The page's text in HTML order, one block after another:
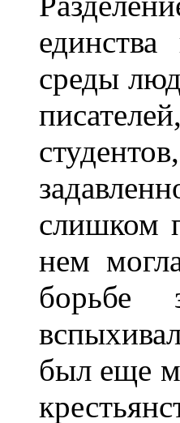
среды
слишком
нем
борьбе
был еще